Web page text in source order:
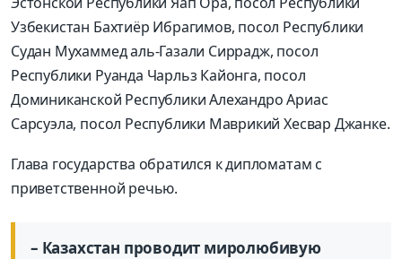
Узбекистан Бахтиёр Ибрагимов, посол Республики
Судан Мухаммед аль-Газали Сиррадж, посол
Республики Руанда Чарльз Кайонга, посол
Доминиканской Республики Алехандро Ариас
Сарсуэла, посол Республики Маврикий Хесвар Джанке.
Глава государства обратился к дипломатам с
приветственной речью.
– Казахстан проводит миролюбивую